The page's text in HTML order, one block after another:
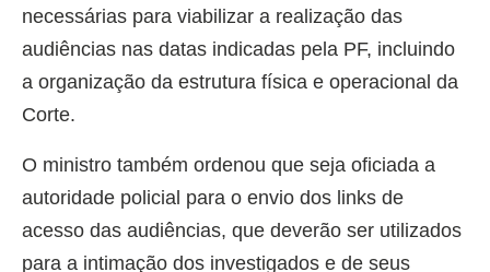
necessárias para viabilizar a realização das
audiências nas datas indicadas pela PF, incluindo
a organização da estrutura física e operacional da
Corte.
O ministro também ordenou que seja oficiada a
autoridade policial para o envio dos links de
acesso das audiências, que deverão ser utilizados
para a intimação dos investigados e de seus